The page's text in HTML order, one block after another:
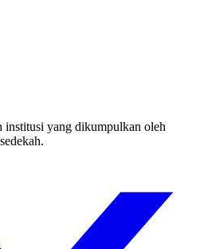
institusi yang dikumpulkan oleh